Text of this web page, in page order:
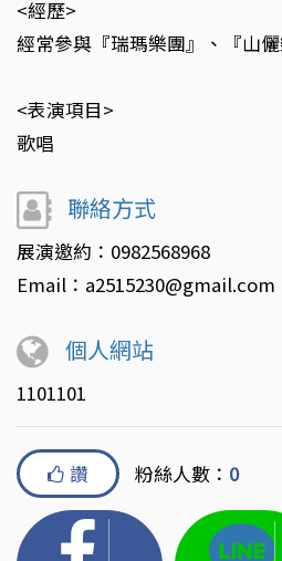
<經歷>
經常參與『瑞瑪樂團』、『山
<表演項目>
歌唱
聯絡方式
展演邀約：0982568968
Email：a2515230@gmail.com
個人網站
1101101
讚 粉絲人數： 0